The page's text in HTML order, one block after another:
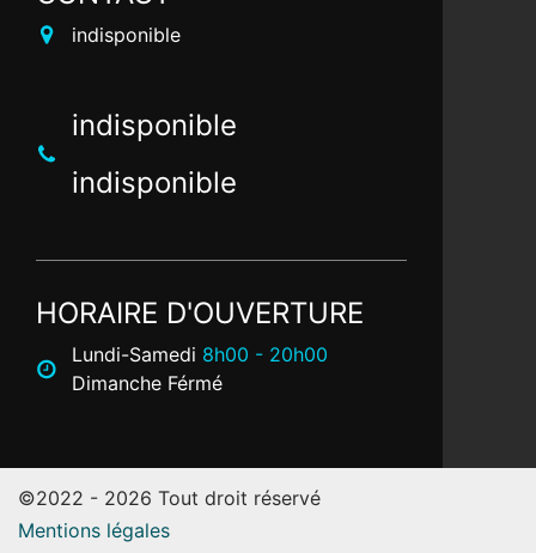
indisponible
indisponible
indisponible
HORAIRE D'OUVERTURE
Lundi-Samedi 8h00 - 20h00
Dimanche Férmé
©2022 - 2026 Tout droit réservé
Mentions légales